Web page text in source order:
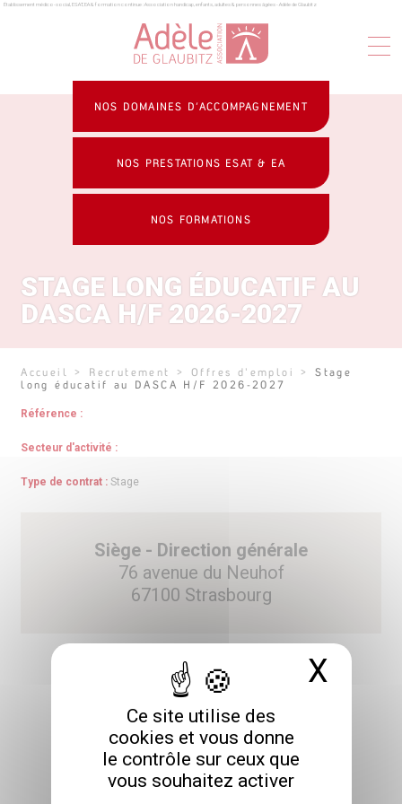
Panneau de gestion des cookies
Ce site utilise des
cookies et vous donne
le contrôle sur ceux que
vous souhaitez activer
X
Établissement médico-social, ESAT, EA & formation continue : Association handicap, enfants, adultes & personnes âgées - Adèle de Glaubitz
NOS DOMAINES D’ACCOMPAGNEMENT
NOS PRESTATIONS ESAT & EA
NOS FORMATIONS
STAGE LONG ÉDUCATIF AU
DASCA H/F 2026-2027
Accueil > Recrutement > Offres d'emploi >Stage
long éducatif au DASCA H/F 2026-2027
Référence :
Secteur d'activité :
Type de contrat :Stage
Siège - Direction générale
76 avenue du Neuhof
67100 Strasbourg
POSTULER